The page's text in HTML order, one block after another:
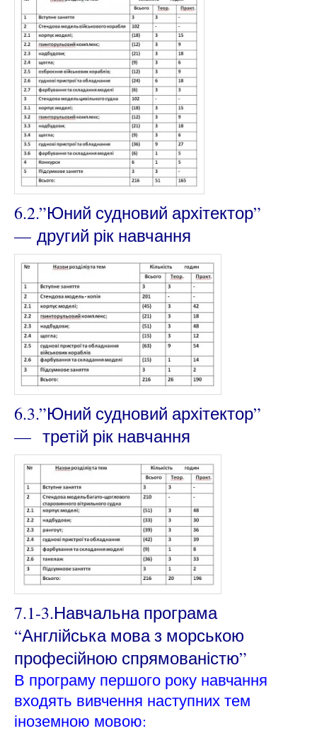
6.2.”Юний судновий архітектор”
— другий рік навчання
6.3.”Юний судновий архітектор”
— третій рік навчання
7.1-3.Навчальна програма
“Англійська мова з морською
професійною спрямованістю”
В програму першого року навчання
входять вивчення наступних тем
іноземною мовою: